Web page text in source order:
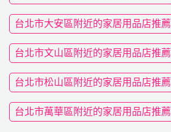
台北市大安區附近的家居用品店推薦
台北市文山區附近的家居用品店推薦
台北市松山區附近的家居用品店推薦
台北市萬華區附近的家居用品店推薦